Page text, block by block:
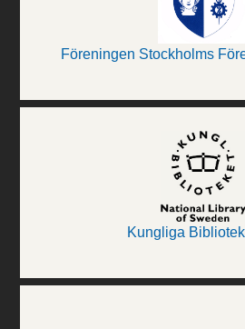
Föreningen Stockholms
Kungliga